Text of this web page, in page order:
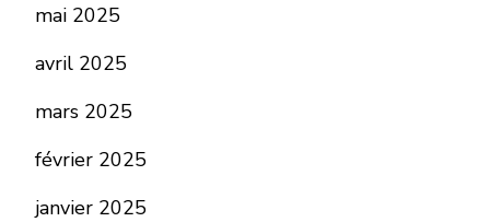
mai 2025
avril 2025
mars 2025
février 2025
janvier 2025